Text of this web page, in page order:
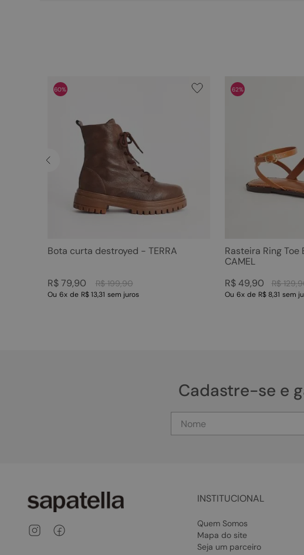
60%
Bota curta destroyed - TERRA
R$ 199,90
R$ 79,90
Ou 6x de R$ 13,31 sem juros
62%
Rasteira Ring
CAMEL
R$ 129,
R$ 49,90
Ou 6x de R$ 8,31 sem
Cadastre-se e
INSTITUCIONAL
Quem Somos
Mapa do site
Seja um parceiro